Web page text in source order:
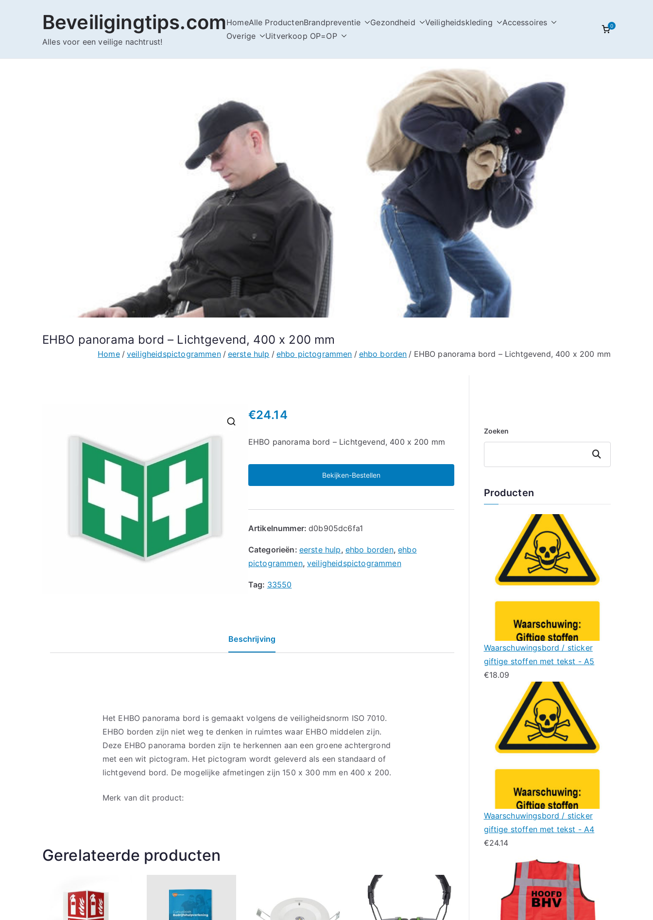
Beveiligingtips.com
Alles voor een veilige nachtrust!
HomeAlle ProductenBrandpreventie Gezondheid Veiligheidskleding
Accessoires
Overige
Uitverkoop OP=OP
0
EHBO panorama bord – Lichtgevend, 400 x 200 mm
Home veiligheidspictogrammen eerste hulp ehbo pictogrammen ehbo borden EHBO panorama bord – Lichtgevend, 400 x 200 mm
€24.14
EHBO panorama bord – Lichtgevend, 400 x 200 mm
Bekijken-Bestellen
Artikelnummer:d0b905dc6fa1
Categorieën: eerste hulp, ehbo borden,ehbo
pictogrammen, veiligheidspictogrammen
Tag: 33550
Beschrijving
Het EHBO panorama bord is gemaakt volgens de veiligheidsnorm ISO 7010.
EHBO borden zijn niet weg te denken in ruimtes waar EHBO middelen zijn.
Deze EHBO panorama borden zijn te herkennen aan een groene achtergrond
met een wit pictogram. Het pictogram wordt geleverd als een standaard of
lichtgevend bord. De mogelijke afmetingen zijn 150 x 300 mm en 400 x 200.
Merk van dit product:
Gerelateerde producten
Zoeken
Zoeken
Producten
Waarschuwingsbord / sticker
giftige stoffen met tekst - A5
€18.09
Waarschuwingsbord / sticker
giftige stoffen met tekst - A4
€24.14